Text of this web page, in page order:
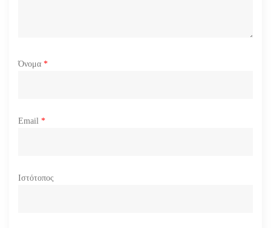
Όνομα *
Email *
Ιστότοπος